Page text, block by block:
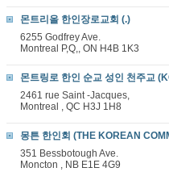
몬트리올 한인장로교회 (.)
6255 Godfrey Ave.
Montreal P,Q,, ON H4B 1K3
몬트링로 한인 순교 성인 천주교
2461 rue Saint -Jacques,
Montreal , QC H3J 1H8
몽튼 한인회 (THE KOREAN
351 Bessbotough Ave.
Moncton , NB E1E 4G9